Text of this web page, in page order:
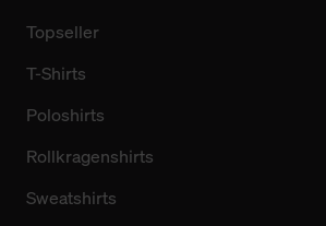
Topseller
T-Shirts
Poloshirts
Rollkragenshirts
Sweatshirts